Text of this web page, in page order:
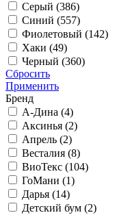
Серый (386)
Синий (557)
Фиолетовый (142)
Хаки (49)
Черный (360)
Сбросить
Применить
Бренд
А-Дина (4)
Аксинья (2)
Апрель (2)
Весталия (8)
ВиоТекс (104)
ГоМани (1)
Дарья (14)
Детский бум (2)